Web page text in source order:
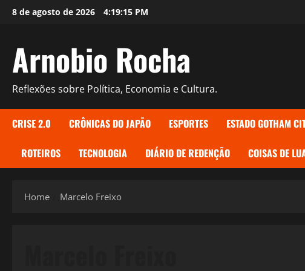
Skip8 de agosto de 2026 4:19:16 PM
Arnobio Rocha
Reflexões sobre Política, Economia e Cultura.
CRISE 2.0 CRÔNICAS DO JAPÃO ESPORTES ESTADO GOTHAM
ROTEIROS TECNOLOGIA DIÁRIO DE REDENÇÃO COISAS DE
Home Marcelo Freixo